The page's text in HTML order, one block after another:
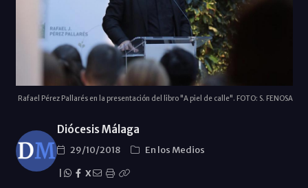
Rafael Pérez Pallarés en la presentación del libro "A piel de calle". FOTO: S. FENOSA
Diócesis Málaga
29/10/2018
En los Medios
X